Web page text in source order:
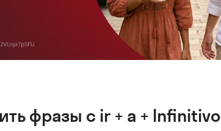
фразы с ir + a + Infinitivo